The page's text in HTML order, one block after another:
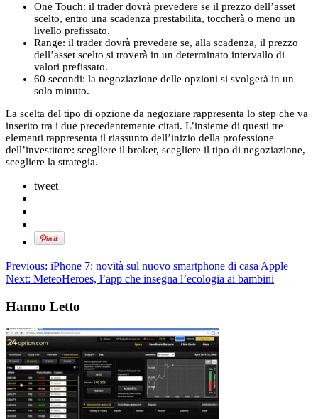
One Touch: il trader dovrà prevedere se il prezzo dell’asset
scelto, entro una scadenza prestabilita, toccherà o meno un
livello prefissato.
Range: il trader dovrà prevedere se, alla scadenza, il prezzo
dell’asset scelto si troverà in un determinato intervallo di
valori prefissato.
60 secondi: la negoziazione delle opzioni si svolgerà in un
solo minuto.
La scelta del tipo di opzione da negoziare rappresenta lo step che va
inserito tra i due precedentemente citati. L’insieme di questi tre
elementi rappresenta il riassunto dell’inizio della professione
dell’investitore: scegliere il broker, scegliere il tipo di negoziazione,
scegliere la strategia.
tweet
Previous: iPhone 7: novità sul nuovo smartphone di casa Apple
Next: MeteoHeroes, l’app che insegna l’ecologia ai bambini
Hanno Letto